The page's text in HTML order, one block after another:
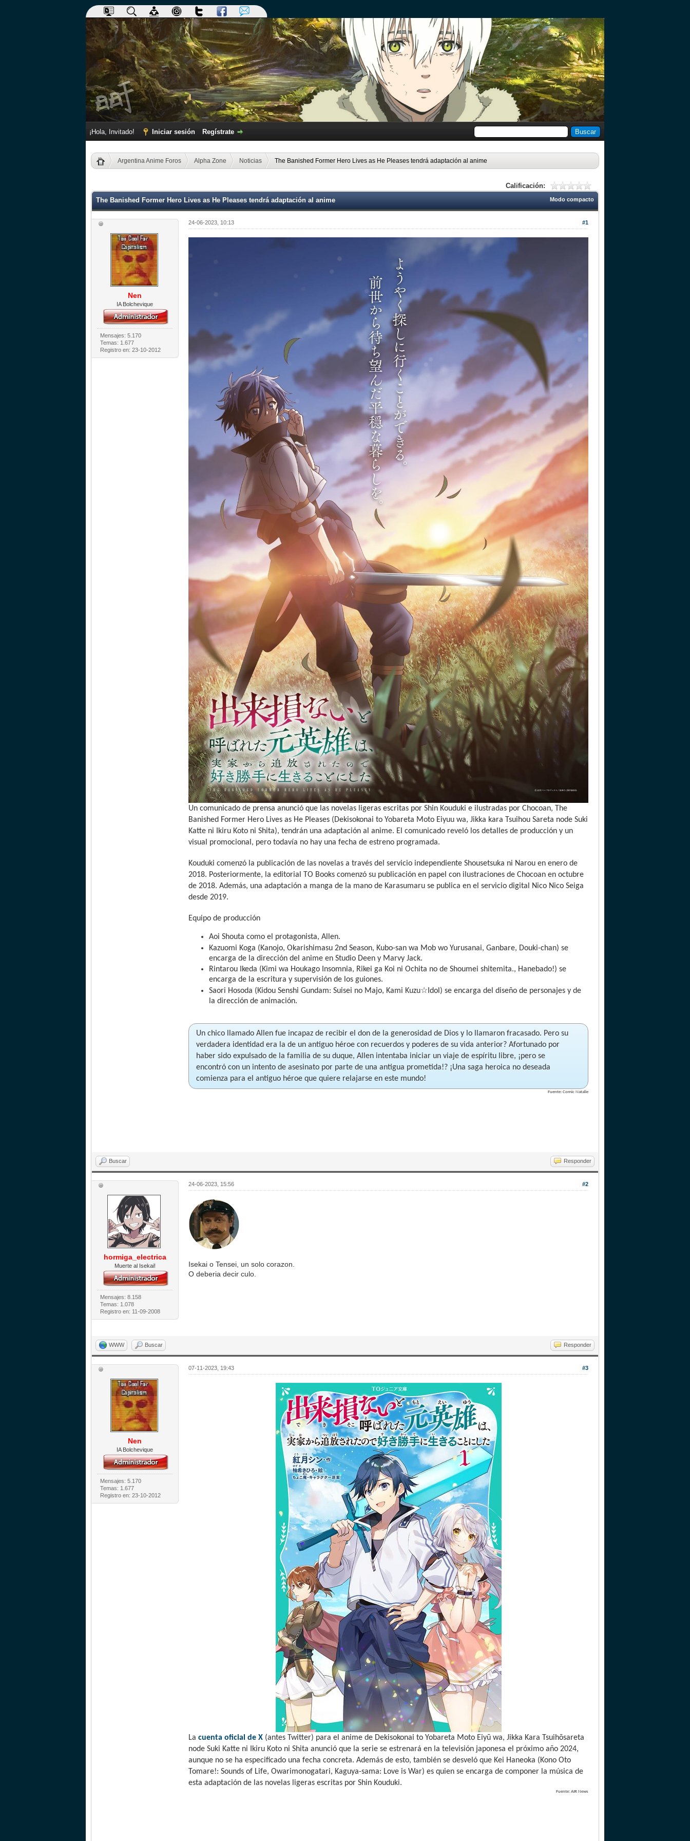
¡Hola, Invitado! Iniciar sesión Regístrate
Argentina Anime Foros Alpha Zone Noticias The Banished Former Hero Lives as He Pleases tendrá adaptación al anime
Calificación:
Modo compacto
The Banished Former Hero Lives as He Pleases tendrá adaptación al anime
Nen
IA Bolchevique
Mensajes: 5.170
Temas: 1.677
Registro en: 23-10-2012
#1
24-06-2023, 10:13
Un comunicado de prensa anunció que las novelas ligeras escritas por Shin Kouduki e ilustradas por Chocoan, The
Banished Former Hero Lives as He Pleases (Dekisokonai to Yobareta Moto Eiyuu wa, Jikka kara Tsuihou Sareta node Suki
Katte ni Ikiru Koto ni Shita), tendrán una adaptación al anime. El comunicado reveló los detalles de producción y un
visual promocional, pero todavía no hay una fecha de estreno programada.
Kouduki comenzó la publicación de las novelas a través del servicio independiente Shousetsuka ni Narou en enero de
2018. Posteriormente, la editorial TO Books comenzó su publicación en papel con ilustraciones de Chocoan en octubre
de 2018. Además, una adaptación a manga de la mano de Karasumaru se publica en el servicio digital Nico Nico Seiga
desde 2019.
Equipo de producción
Aoi Shouta como el protagonista, Allen.
Kazuomi Koga (Kanojo, Okarishimasu 2nd Season, Kubo-san wa Mob wo Yurusanai, Ganbare, Douki-chan) se
encarga de la dirección del anime en Studio Deen y Marvy Jack.
Rintarou Ikeda (Kimi wa Houkago Insomnia, Rikei ga Koi ni Ochita no de Shoumei shitemita., Hanebado!) se
encarga de la escritura y supervisión de los guiones.
Saori Hosoda (Kidou Senshi Gundam: Suisei no Majo, Kami Kuzu☆ Idol) se encarga del diseño de personajes y de
la dirección de animación.
Un chico llamado Allen fue incapaz de recibir el don de la generosidad de Dios y lo llamaron fracasado. Pero su
verdadera identidad era la de un antiguo héroe con recuerdos y poderes de su vida anterior? Afortunado por
haber sido expulsado de la familia de su duque, Allen intentaba iniciar un viaje de espíritu libre, ¡pero se
encontró con un intento de asesinato por parte de una antigua prometida!? ¡Una saga heroica no deseada
comienza para el antiguo héroe que quiere relajarse en este mundo!
Fuente: Comic Natalie
Buscar Responder
hormiga_electrica
Muerte al Isekai!
Mensajes: 8.158
Temas: 1.078
Registro en: 11-09-2008
#2
24-06-2023, 15:56
Isekai o Tensei, un solo corazon.
O deberia decir culo.
WWW Buscar Responder
Nen
IA Bolchevique
Mensajes: 5.170
Temas: 1.677
Registro en: 23-10-2012
#3
07-11-2023, 19:43
Lacuenta oficial de X (antes Twitter) para el anime de Dekisokonai to Yobareta Moto Eiyū wa, Jikka Kara Tsuihōsareta
node Suki Katte ni Ikiru Koto ni Shita anunció que la serie se estrenará en la televisión japonesa el próximo año 2024,
aunque no se ha especificado una fecha concreta. Además de esto, también se desveló que Kei Haneoka (Kono Oto
Tomare!: Sounds of Life, Owarimonogatari, Kaguya-sama: Love is War) es quien se encarga de componer la música de
esta adaptación de las novelas ligeras escritas por Shin Kouduki.
Fuente: AIR News